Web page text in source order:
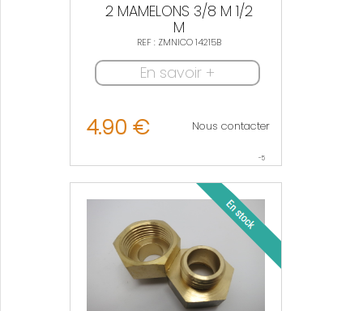
2 MAMELONS 3/8 M 1/2
M
REF : ZMNICO 14215B
En savoir +
4.90 € Nous contacter
-5